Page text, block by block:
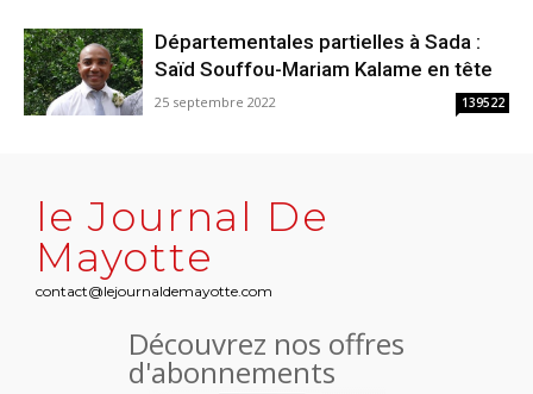
Départementales partielles à Sada :
Saïd Souffou-Mariam Kalame en tête
25 septembre 2022 139522
le Journal De
Mayotte
contact@lejournaldemayotte.com
Découvrez nos offres
d'abonnements